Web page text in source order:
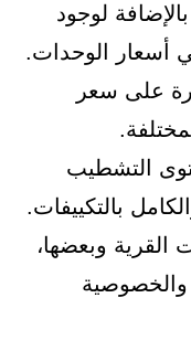
بالإضافة لوجود
أسعار الوحدات.
على سعر
التشطيب
بالتكييفات.
القرية وبعضها،
والخصوصية